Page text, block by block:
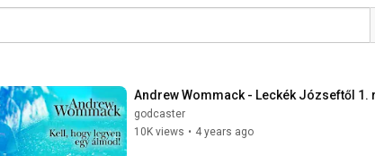
Andrew Wommack - Leckék Józseftől 1.
godcaster
10K views • 4 years ago